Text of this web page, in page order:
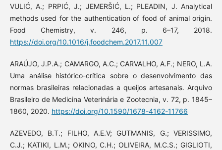
VULIĆ, A.; PRPIĆ, J.; JEMERŠIĆ, L.; PLEADIN, J. Analytical
methods used for the authentication of food of animal origin.
Food Chemistry, v. 246, p. 6–17, 2018.
https://doi.org/10.1016/j.foodchem.2017.11.007
ARAÚJO, J.P.A.; CAMARGO, A.C.; CARVALHO, A.F.; NERO, L.A.
Uma análise histórico-crítica sobre o desenvolvimento das
normas brasileiras relacionadas a queijos artesanais. Arquivo
Brasileiro de Medicina Veterinária e Zootecnia, v. 72, p. 1845–
1860, 2020. https://doi.org/10.1590/1678-4162-11766
AZEVEDO, B.T.; FILHO, A.E.V; GUTMANIS, G.; VERISSIMO,
C.J.; KATIKI, L.M.; OKINO, C.H.; OLIVEIRA, M.C.S.; GIGLIOTI,